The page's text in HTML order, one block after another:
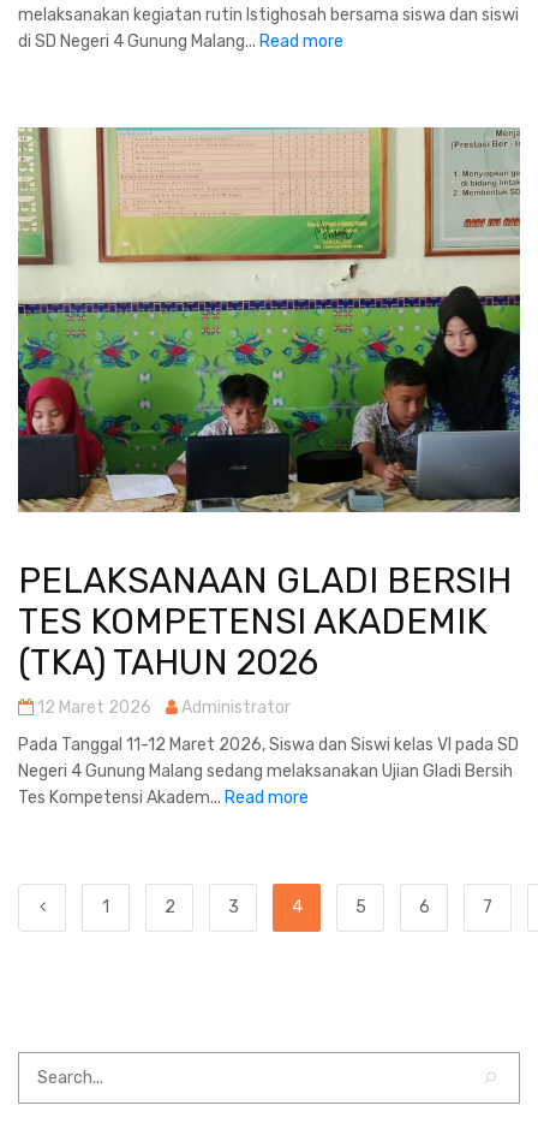
melaksanakan kegiatan rutin Istighosah bersama siswa dan siswi
di SD Negeri 4 Gunung Malang... Read more
PELAKSANAAN GLADI BERSIH
TES KOMPETENSI AKADEMIK
(TKA) TAHUN 2026
12 Maret 2026
Administrator
Pada Tanggal 11-12 Maret 2026, Siswa dan Siswi kelas VI pada SD
Negeri 4 Gunung Malang sedang melaksanakan Ujian Gladi Bersih
Tes Kompetensi Akadem... Read more
1 2 3 4 5 6 7